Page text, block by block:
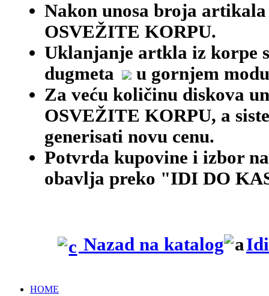
Nakon unosa broja
OSVEŽITE KORPU.
Uklanjanje artkla iz korpe
dugmeta
u gornjem
Za veću količinu diskova
OSVEŽITE KORPU, a
generisati novu cenu.
Potvrda kupovine i izbor
obavlja preko "IDI DO
Nazad na katalog
HOME